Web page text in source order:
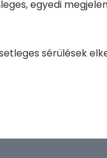
egyedi
sérülések